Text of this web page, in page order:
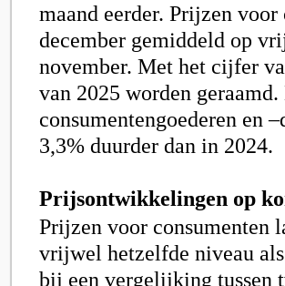
maand eerder. Prijzen
december gemiddeld op
november. Met het cijfer
van 2025 worden
consumentengoederen en
3,3% duurder dan in 2024.
Prijsontwikkelingen op
Prijzen voor consumenten
vrijwel hetzelfde niveau
bij een vergelijking tussen